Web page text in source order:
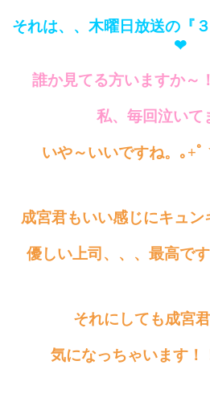
それは、、木曜日放送の『
❤
誰か見てる方いますか～
私、毎回泣いて
いや～いいですね。｡
成宮君もいい感じにキュ
優しい上司、、、最高で
それにしても成宮
気になっちゃいます！